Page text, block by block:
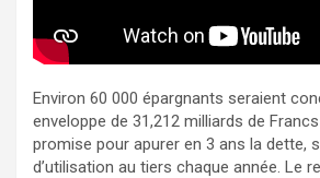
Environ 60 000 épargnants seraient
enveloppe de 31,212 milliards de
promise pour apurer en 3 ans la dette,
d’utilisation au tiers chaque année. Le